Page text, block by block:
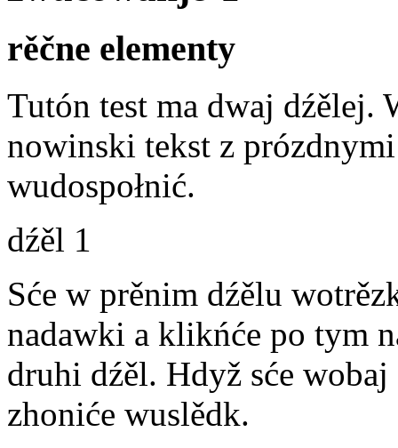
rěčne elementy
Tutón test ma dwaj dźělej.
nowinski tekst z
wudospołnić.
dźěl 1
Sće w prěnim dźělu
nadawki a klikńće po tym
druhi dźěl. Hdyž sće wobaj
zhoniće wuslědk.